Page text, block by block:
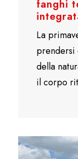
fanghi
La
prendersi
della
il corpo